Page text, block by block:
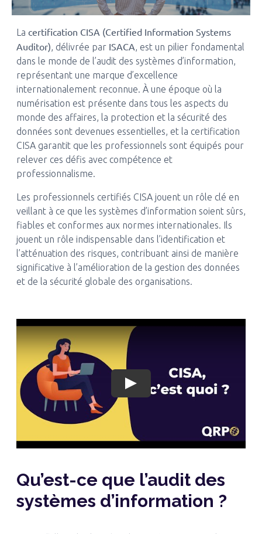
La certification CISA (Certified Information Systems
Auditor), délivrée par ISACA, est un pilier fondamental
dans le monde de l’audit des systèmes d’information,
représentant une marque d’excellence
internationalement reconnue. À une époque où la
numérisation est présente dans tous les aspects du
monde des affaires, la protection et la sécurité des
données sont devenues essentielles, et la certification
CISA garantit que les professionnels sont équipés pour
relever ces défis avec compétence et
professionnalisme.
Les professionnels certifiés CISA jouent un rôle clé en
veillant à ce que les systèmes d’information soient sûrs,
fiables et conformes aux normes internationales. Ils
jouent un rôle indispensable dans l’identification et
l’atténuation des risques, contribuant ainsi de manière
significative à l’amélioration de la gestion des données
et de la sécurité globale des organisations.
Play
Qu’est-ce que l’audit des
systèmes d’information ?